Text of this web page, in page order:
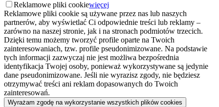
Reklamowe pliki cookiewięcej
Reklamowe pliki cookie są używane przez nas lub naszych
partnerów, aby wyświetlać Ci odpowiednie treści lub reklamy –
zarówno na naszej stronie, jak i na stronach podmiotów trzecich.
Dzięki temu możemy tworzyć profile oparte na Twoich
zainteresowaniach, tzw. profile pseudonimizowane. Na podstawie
tych informacji zazwyczaj nie jest możliwa bezpośrednia
identyfikacja Twojej osoby, ponieważ wykorzystywane są jedynie
dane pseudonimizowane. Jeśli nie wyrazisz zgody, nie będziesz
otrzymywać treści ani reklam dopasowanych do Twoich
zainteresowań.
Wyrażam zgodę na wykorzystanie wszystkich plików cookies